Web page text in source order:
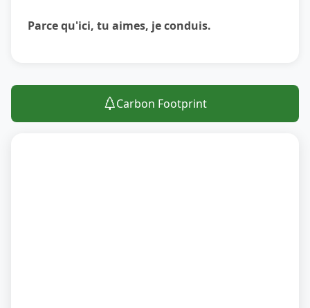
Parce qu'ici, tu aimes, je conduis.
Carbon Footprint